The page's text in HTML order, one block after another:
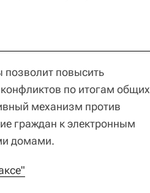
повысить
конфликтов по итогам общих
механизм против
граждан к электронным
домами.